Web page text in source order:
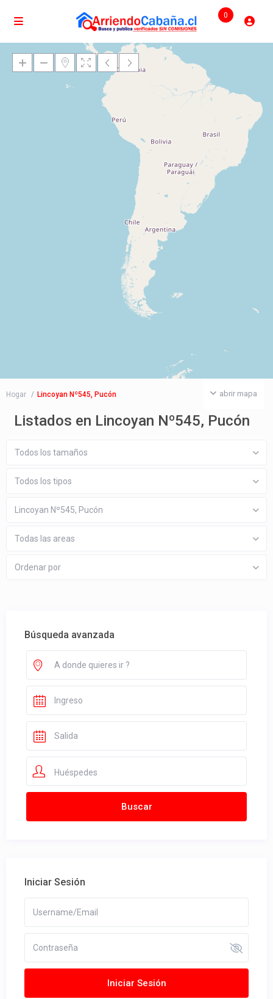
0
Cargando mapas
abrir mapa
Hogar Lincoyan Nº545, Pucón
Listados en Lincoyan Nº545, Pucón
Todos los tamaños
Todos los tipos
Lincoyan Nº545, Pucón
Todas las areas
Ordenar por
Búsqueda avanzada
Huéspedes
Iniciar Sesión
Iniciar Sesión